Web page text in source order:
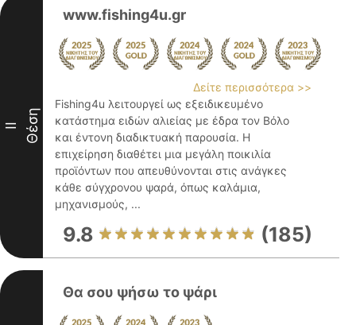
II Θέση
www.fishing4u.gr
Δείτε περισσότερα >>
Fishing4u λειτουργεί ως εξειδικευμένο
κατάστημα ειδών αλιείας με έδρα τον Βόλο
και έντονη διαδικτυακή παρουσία. Η
επιχείρηση διαθέτει μια μεγάλη ποικιλία
προϊόντων που απευθύνονται στις ανάγκες
κάθε σύγχρονου ψαρά, όπως καλάμια,
μηχανισμούς, ...
9.8 (185)
Θα σου ψήσω το ψάρι